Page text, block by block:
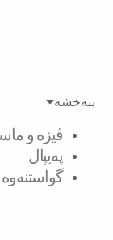
ببەخشە
ڤیزە و
پەیپال
گواستنەوە